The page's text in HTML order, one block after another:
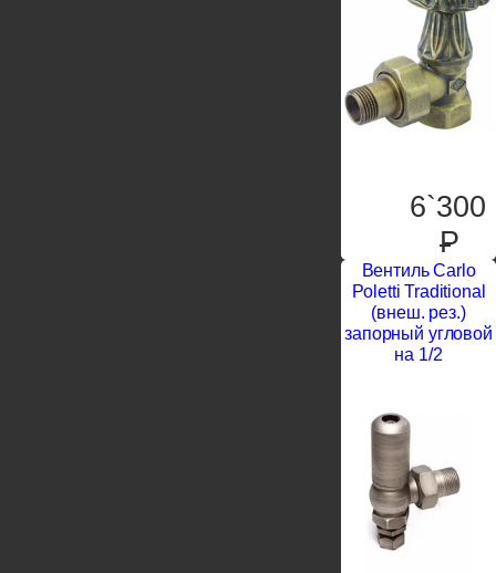
6`300
P
Вентиль Carlo
Poletti Traditional
(внеш. рез.)
запорный угловой
на 1/2